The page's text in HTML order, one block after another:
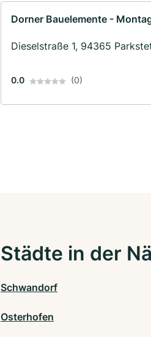
Dorner Bauelemente -
Dieselstraße 1, 94365
0.0 (0)
Städte in der
Schwandorf
Osterhofen